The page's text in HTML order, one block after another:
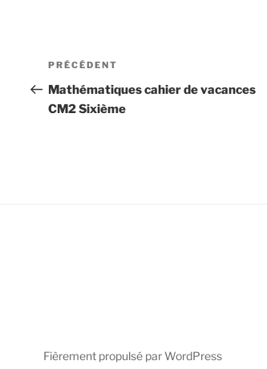
Navigation
de
l’article
Article
précédent
PRÉCÉDENT
Mathématiques cahier de vacances
CM2 Sixième
Fièrement propulsé par WordPress